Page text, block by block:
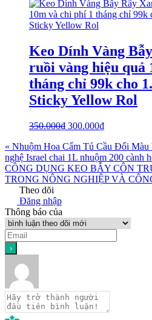
Keo Dính Vàng
ruồi vàng hiệu quả
tháng chỉ 99k cho
Sticky Yellow Rol
350.000₫ 300.000₫
« Nhuộm Hoa Cẩm Tú Cầu Đổi Màu
nghệ Israel chai 1L nhuộm 200 cành
CÔNG DỤNG KEO BẪY CÔN
TRONG NÔNG NGHIỆP VÀ
Theo dõi
Đăng nhập
Thông báo của